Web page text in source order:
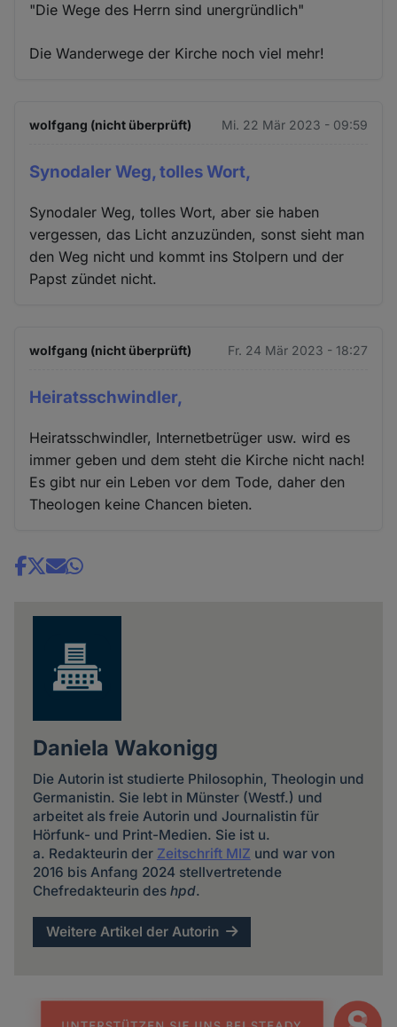
"Die Wege des Herrn sind unergründlich"
Die Wanderwege der Kirche noch viel mehr!
wolfgang (nicht überprüft) Mi. 22 Mär 2023 - 09:59
Synodaler Weg, tolles Wort,
Synodaler Weg, tolles Wort, aber sie haben
vergessen, das Licht anzuzünden, sonst sieht man
den Weg nicht und kommt ins Stolpern und der
Papst zündet nicht.
wolfgang (nicht überprüft) Fr. 24 Mär 2023 - 18:27
Heiratsschwindler,
Heiratsschwindler, Internetbetrüger usw. wird es
immer geben und dem steht die Kirche nicht nach!
Es gibt nur ein Leben vor dem Tode, daher den
Theologen keine Chancen bieten.
Share
Daniela Wakonigg
Die Autorin ist studierte Philosophin, Theologin und
Germanistin. Sie lebt in Münster (Westf.) und
arbeitet als freie Autorin und Journalistin für
Hörfunk- und Print-Medien. Sie ist u.
a. Redakteurin der Zeitschrift MIZ und war von
2016 bis Anfang 2024 stellvertretende
Chefredakteurin des hpd.
Weitere Artikel der Autorin